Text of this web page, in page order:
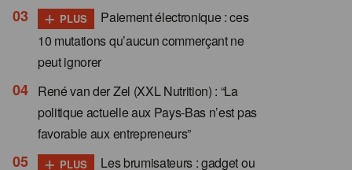
+ PLUS
Paiement électronique : ces
10 mutations qu’aucun commerçant ne
peut ignorer
René van der Zel (XXL Nutrition) : “La
politique actuelle aux Pays-Bas n’est pas
favorable aux entrepreneurs”
+ PLUS
Les brumisateurs : gadget ou